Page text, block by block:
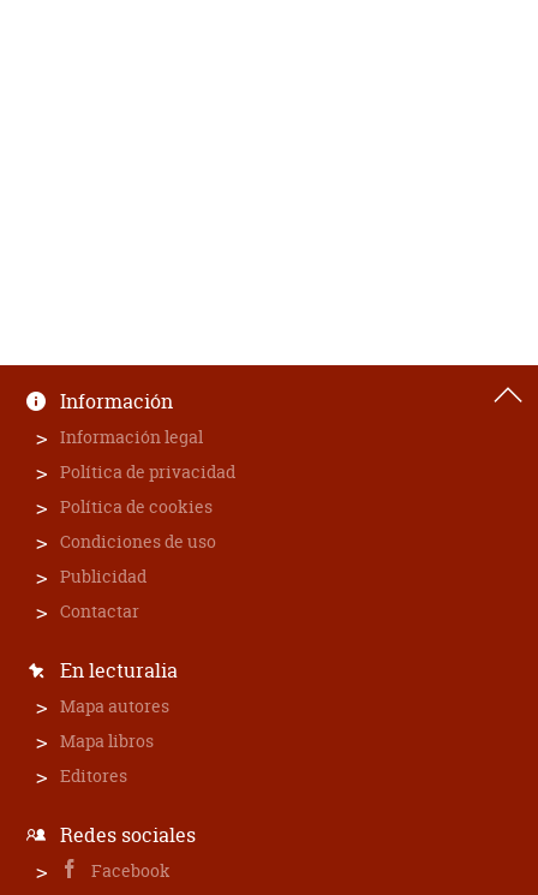
Información
Información legal
Política de privacidad
Política de cookies
Condiciones de uso
Publicidad
Contactar
En lecturalia
Mapa autores
Mapa libros
Editores
Redes sociales
Facebook